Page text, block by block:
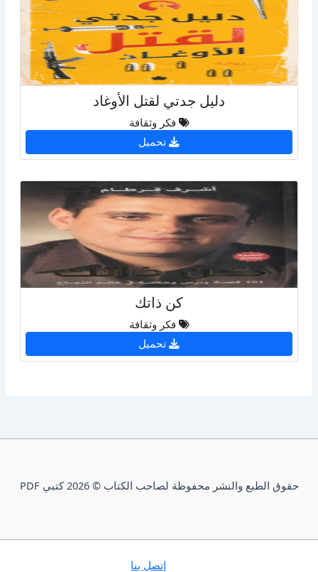
دليل جدتي لقتل الأوغاد
فكر وثقافة
تحميل
كن ذاتك
فكر وثقافة
تحميل
حقوق الطبع والنشر محفوظة لصاحب الكتاب © 2026 كتبي PDF
إتصل بنا